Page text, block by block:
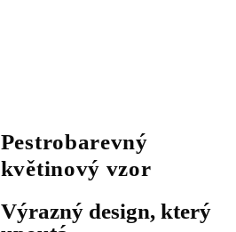
Pestrobarevný
květinový vzor
Výrazný design, který